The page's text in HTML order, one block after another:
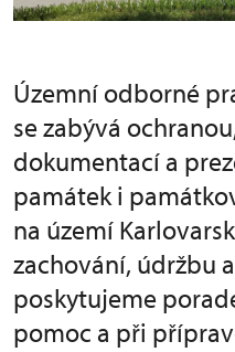
Územní odborné
se zabývá
dokumentací a
památek i
na území
zachování, údržbu
poskytujeme
pomoc a při